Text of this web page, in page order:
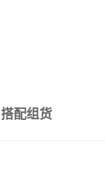
搭配组货